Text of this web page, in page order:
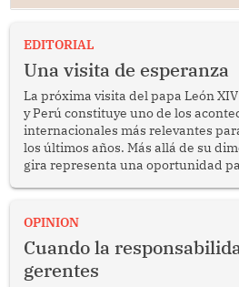
EDITORIAL
Una visita de esperanza
La próxima visita del papa León
y Perú constituye uno de los
internacionales más relevantes
los últimos años. Más allá de su
gira representa una oportunidad
enfrenta desafíos en materia de
OPINION
Cuando la
gerentes